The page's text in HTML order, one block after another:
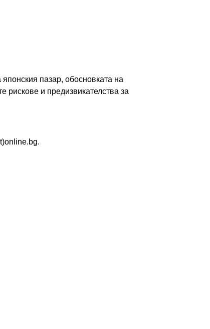
пазар, обосновката на
рискове и предизвикателства за